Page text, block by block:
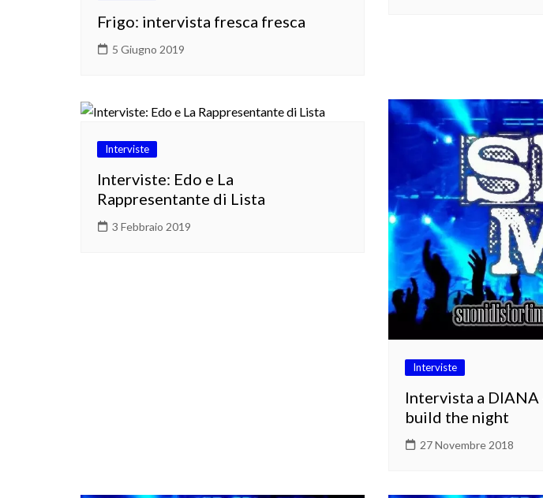
Frigo: intervista fresca fresca
5 Giugno 2019
Interviste
Interviste: Edo e La
Rappresentante di Lista
3 Febbraio 2019
Interviste
Intervista a DIANA
build the night
27 Novembre 2018